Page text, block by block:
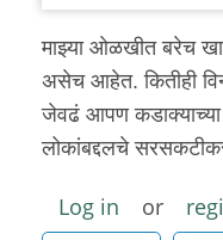
माझ्या ओळखीत बरेच
असेच आहेत. कितीही
जेवढं आपण
लोकांबद्दलचे
Log in or